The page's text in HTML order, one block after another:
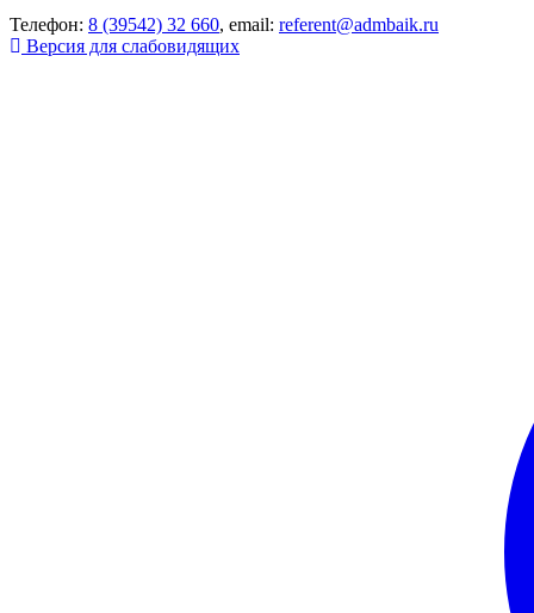
Телефон: 8 (39542) 32 660, email: referent@admbaik.ru
Версия для слабовидящих